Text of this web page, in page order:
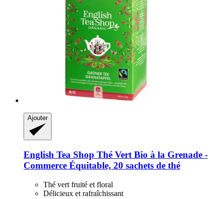
Ajouter
English Tea Shop Thé Vert Bio à la Grenade -​
Commerce Équitable, 20 sachets de thé
Thé vert fruité et floral
Délicieux et rafraîchissant